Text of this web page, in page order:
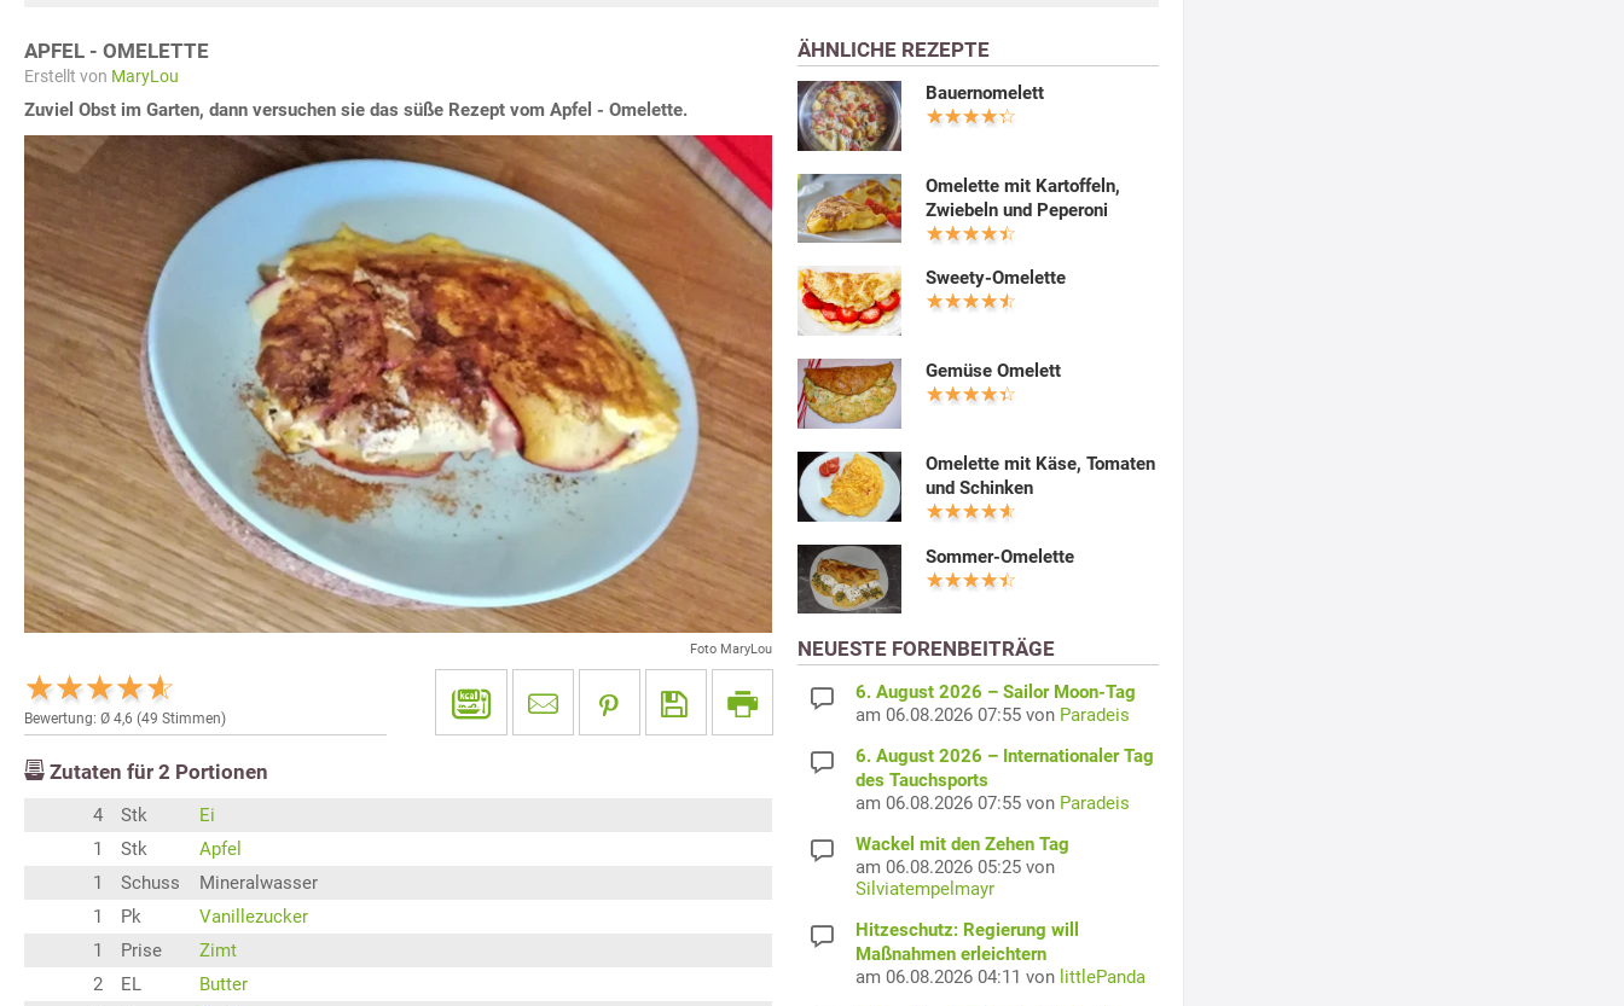
APFEL - OMELETTE
Erstellt von MaryLou
Zuviel Obst im Garten, dann versuchen sie das süße Rezept vom Apfel - Omelette.
Foto MaryLou
Bewertung: Ø 4,6 (49 Stimmen)
Zutaten für 2 Portionen
4 Stk
Ei
1
Stk
Apfel
1
Schuss
Mineralwasser
1
Pk
Vanillezucker
1
Prise
Zimt
2
EL
Butter
ÄHNLICHE REZEPTE
Bauernomelett
Omelette mit Kartoffeln,
Zwiebeln und Peperoni
Sweety-Omelette
Gemüse Omelett
Omelette mit Käse, Tomaten
und Schinken
Sommer-Omelette
NEUESTE FORENBEITRÄGE
6. August 2026 – Sailor Moon-Tag
am 06.08.2026 07:55 von Paradeis
6. August 2026 – Internationaler Tag
des Tauchsports
am 06.08.2026 07:55 von Paradeis
Wackel mit den Zehen Tag
am 06.08.2026 05:25 von
Silviatempelmayr
Hitzeschutz: Regierung will
Maßnahmen erleichtern
am 06.08.2026 04:11 von littlePanda